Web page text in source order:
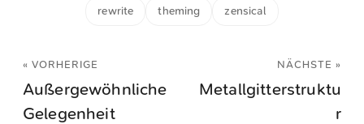
rewrite theming zensical
« VORHERIGE
Außergewöhnliche
Gelegenheit
NÄCHSTE »
Metallgitterstruktu
r